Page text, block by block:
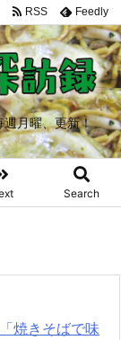
週月曜、更新！
Search
RSS Feedly
焼きそばで味